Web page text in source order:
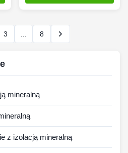
3 8
mineralną
z izolacją mineralną